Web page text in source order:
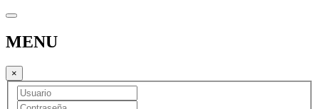
MENU
×